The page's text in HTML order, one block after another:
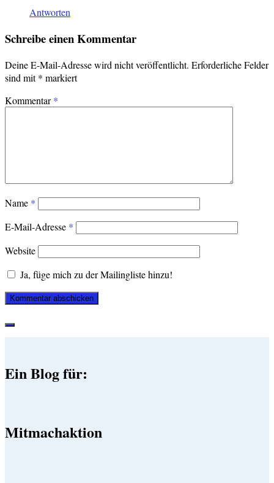
Antworten
Schreibe einen Kommentar
Deine E-Mail-Adresse wird nicht veröffentlicht. Erforderliche Felder
sind mit* markiert
Kommentar*
Name *
E-Mail-Adresse *
Website
Ja, füge mich zu der Mailingliste hinzu!
Ein Blog für:
Mitmachaktion